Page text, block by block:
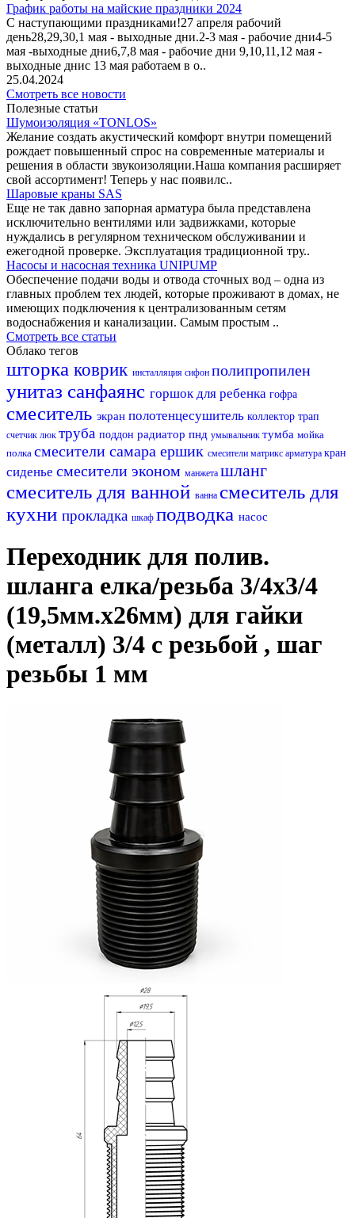
График работы на майские праздники 2024
С наступающими праздниками!27 апреля рабочий
день28,29,30,1 мая - выходные дни.2-3 мая - рабочие дни4-5
мая -выходные дни6,7,8 мая - рабочие дни 9,10,11,12 мая -
выходные днис 13 мая работаем в о..
25.04.2024
Смотреть все новости
Полезные статьи
Шумоизоляция «TONLOS»
Желание создать акустический комфорт внутри помещений
рождает повышенный спрос на современные материалы и
решения в области звукоизоляции.Наша компания расширяет
свой ассортимент! Теперь у нас появилс..
Шаровые краны SAS
Еще не так давно запорная арматура была представлена
исключительно вентилями или задвижками, которые
нуждались в регулярном техническом обслуживании и
ежегодной проверке. Эксплуатация традиционной тру..
Насосы и насосная техника UNIPUMP
Обеспечение подачи воды и отвода сточных вод – одна из
главных проблем тех людей, которые проживают в домах, не
имеющих подключения к централизованным сетям
водоснабжения и канализации. Самым простым ..
Смотреть все статьи
Облако тегов
шторка коврик инсталляция сифон полипропилен
унитаз санфаянс горшок для ребенка гофра
смеситель экран полотенцесушитель коллектор трап
счетчик люк труба поддон радиатор пнд умывальник тумба мойка
полка смесители самара ершик смесители матрикс арматура кран
сиденье смесители эконом манжета шланг
смеситель для ванной ванна смеситель для
кухни прокладка шкаф подводка насос
Переходник для полив.
шланга елка/резьба 3/4х3/4
(19,5мм.х26мм) для гайки
(металл) 3/4 с резьбой , шаг
резьбы 1 мм